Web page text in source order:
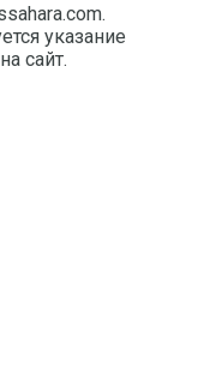
указание
сайт.